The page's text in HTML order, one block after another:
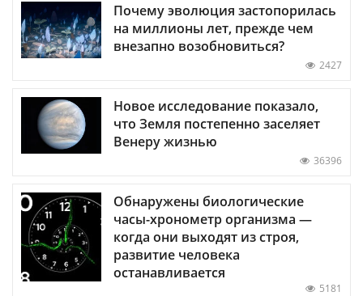
Почему эволюция застопорилась
на миллионы лет, прежде чем
внезапно возобновиться?
2427
Новое исследование показало,
что Земля постепенно заселяет
Венеру жизнью
36396
Обнаружены биологические
часы-хронометр организма —
когда они выходят из строя,
развитие человека
останавливается
5181